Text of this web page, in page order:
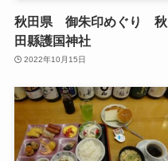
秋田県 御朱印めぐり 秋
田縣護国神社
2022年10月15日